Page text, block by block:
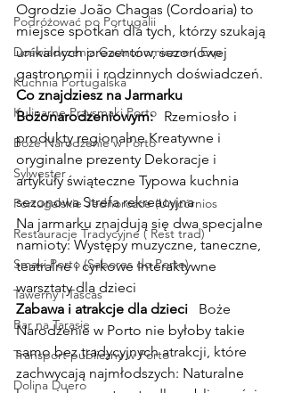
Podróżować po Portugalii
Doświadczenia Gastronomiczne ( Exp
Kuchnia Portugalska
Kulinarne Przysmaki Porto
Boże Narodzenie w Porto
Sylwester
Portugalskie Jednorożce (Unicórnios
Restauracje Tradycyjne ( Rest trad)
Smaki Porto (Sabores do Porto)
Tawerny i Tascas
Bar na Tarasie
Transport publiczny w Porto
Dolina Duero
Ogrodzie João Chagas (Cordoaria) to
miejsce spotkań dla tych, którzy szukają
unikalnych prezentów, sezonowej
gastronomii i rodzinnych doświadczeń.
Co znajdziesz na Jarmarku
Bożonarodzeniowym: Rzemiosło i
produkty regionalne Kreatywne i
oryginalne prezenty Dekoracje i
artykuły świąteczne Typowa kuchnia
sezonowa Strefa rekreacyjna
Na jarmarku znajdują się dwa specjalne
namioty: Występy muzyczne, taneczne,
teatralne i cyrkowe Interaktywne
warsztaty dla dzieci
Zabawa i atrakcje dla dzieci Boże
Narodzenie w Porto nie byłoby takie
samo bez tradycyjnych atrakcji, które
zachwycają najmłodszych: Naturalne